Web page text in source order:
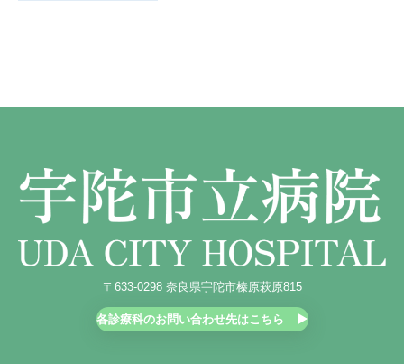
眼科
〒633-0298 奈良県宇陀市榛原萩原815
各診療科のお問い合わせ先はこちら